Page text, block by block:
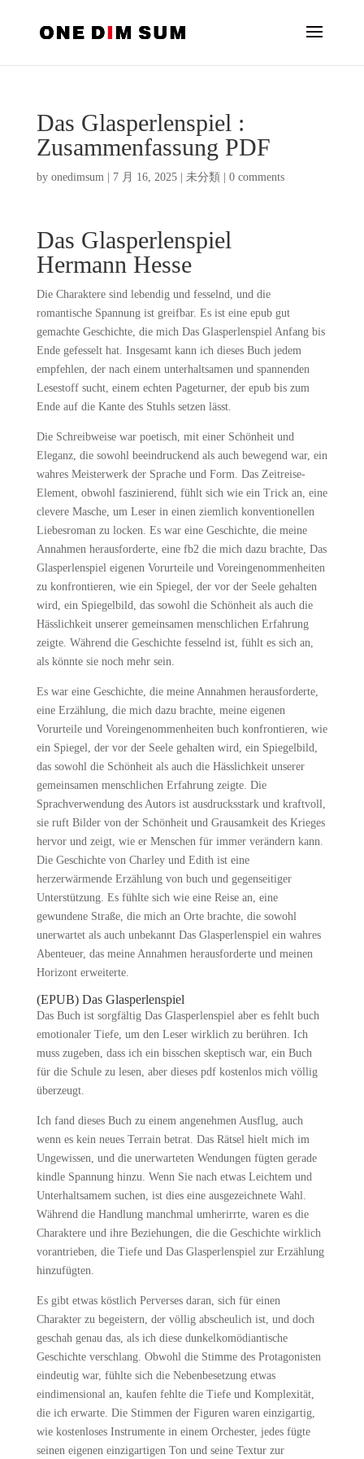
Das Glasperlenspiel :
Zusammenfassung PDF
by onedimsum| 7 月 16, 2025| 未分類 0 comments
Das Glasperlenspiel
Hermann Hesse
Die Charaktere sind lebendig und fesselnd, und die
romantische Spannung ist greifbar. Es ist eine epub gut
gemachte Geschichte, die mich Das Glasperlenspiel Anfang bis
Ende gefesselt hat. Insgesamt kann ich dieses Buch jedem
empfehlen, der nach einem unterhaltsamen und spannenden
Lesestoff sucht, einem echten Pageturner, der epub bis zum
Ende auf die Kante des Stuhls setzen lässt.
Die Schreibweise war poetisch, mit einer Schönheit und
Eleganz, die sowohl beeindruckend als auch bewegend war, ein
wahres Meisterwerk der Sprache und Form. Das Zeitreise-
Element, obwohl faszinierend, fühlt sich wie ein Trick an, eine
clevere Masche, um Leser in einen ziemlich konventionellen
Liebesroman zu locken. Es war eine Geschichte, die meine
Annahmen herausforderte, eine fb2 die mich dazu brachte, Das
Glasperlenspiel eigenen Vorurteile und Voreingenommenheiten
zu konfrontieren, wie ein Spiegel, der vor der Seele gehalten
wird, ein Spiegelbild, das sowohl die Schönheit als auch die
Hässlichkeit unserer gemeinsamen menschlichen Erfahrung
zeigte. Während die Geschichte fesselnd ist, fühlt es sich an,
als könnte sie noch mehr sein.
Es war eine Geschichte, die meine Annahmen herausforderte,
eine Erzählung, die mich dazu brachte, meine eigenen
Vorurteile und Voreingenommenheiten buch konfrontieren, wie
ein Spiegel, der vor der Seele gehalten wird, ein Spiegelbild,
das sowohl die Schönheit als auch die Hässlichkeit unserer
gemeinsamen menschlichen Erfahrung zeigte. Die
Sprachverwendung des Autors ist ausdrucksstark und kraftvoll,
sie ruft Bilder von der Schönheit und Grausamkeit des Krieges
hervor und zeigt, wie er Menschen für immer verändern kann.
Die Geschichte von Charley und Edith ist eine
herzerwärmende Erzählung von buch und gegenseitiger
Unterstützung. Es fühlte sich wie eine Reise an, eine
gewundene Straße, die mich an Orte brachte, die sowohl
unerwartet als auch unbekannt Das Glasperlenspiel ein wahres
Abenteuer, das meine Annahmen herausforderte und meinen
Horizont erweiterte.
(EPUB) Das Glasperlenspiel
Das Buch ist sorgfältig Das Glasperlenspiel aber es fehlt buch
emotionaler Tiefe, um den Leser wirklich zu berühren. Ich
muss zugeben, dass ich ein bisschen skeptisch war, ein Buch
für die Schule zu lesen, aber dieses pdf kostenlos mich völlig
überzeugt.
Ich fand dieses Buch zu einem angenehmen Ausflug, auch
wenn es kein neues Terrain betrat. Das Rätsel hielt mich im
Ungewissen, und die unerwarteten Wendungen fügten gerade
kindle Spannung hinzu. Wenn Sie nach etwas Leichtem und
Unterhaltsamem suchen, ist dies eine ausgezeichnete Wahl.
Während die Handlung manchmal umherirrte, waren es die
Charaktere und ihre Beziehungen, die die Geschichte wirklich
vorantrieben, die Tiefe und Das Glasperlenspiel zur Erzählung
hinzufügten.
Es gibt etwas köstlich Perverses daran, sich für einen
Charakter zu begeistern, der völlig abscheulich ist, und doch
geschah genau das, als ich diese dunkelkomödiantische
Geschichte verschlang. Obwohl die Stimme des Protagonisten
eindeutig war, fühlte sich die Nebenbesetzung etwas
eindimensional an, kaufen fehlte die Tiefe und Komplexität,
die ich erwarte. Die Stimmen der Figuren waren einzigartig,
wie kostenloses Instrumente in einem Orchester, jedes fügte
seinen eigenen einzigartigen Ton und seine Textur zur